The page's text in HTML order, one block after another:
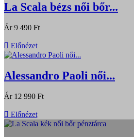
La Scala bézs női bőr...
Ár 9 490 Ft
 Előnézet
Alessandro Paoli női...
Ár 12 990 Ft
 Előnézet